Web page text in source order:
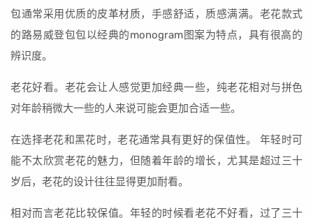
包通常采用优质的皮革材质，手感舒适，质感满满。老花款式
的路易威登包包以经典的monogram图案为特点，具有很高的
辨识度。
老花好看。老花会让人感觉更加经典一些，纯老花相对与拼色
对年龄稍微大一些的人来说可能会更加合适一些。
在选择老花和黑花时，老花通常具有更好的保值性。 年轻时可
能不太欣赏老花的魅力，但随着年龄的增长，尤其是超过三十
岁后，老花的设计往往显得更加耐看。
相对而言老花比较保值。年轻的时候看老花不好看，过了三十